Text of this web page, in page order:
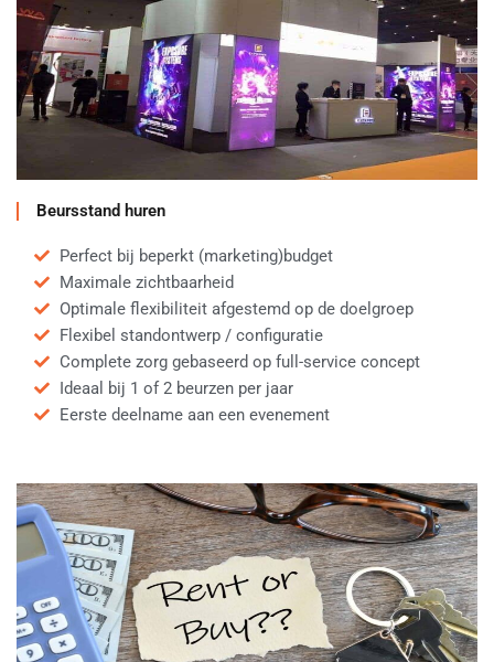
Beursstand huren
Perfect bij beperkt (marketing)budget
Maximale zichtbaarheid
Optimale flexibiliteit afgestemd op de doelgroep
Flexibel standontwerp / configuratie
Complete zorg gebaseerd op full-service concept
Ideaal bij 1 of 2 beurzen per jaar
Eerste deelname aan een evenement